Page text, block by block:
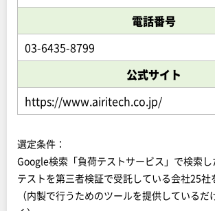
電話番号
03-6435-8799
公式サイト
https://www.airitech.co.jp/
選定条件：
Google検索「負荷テストサービス」で検索
テストを第三者検証で受託している会社25社
（内製で行うためのツールを提供しているだ